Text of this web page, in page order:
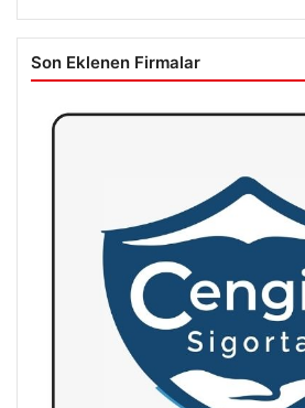
Son Eklenen Firmalar